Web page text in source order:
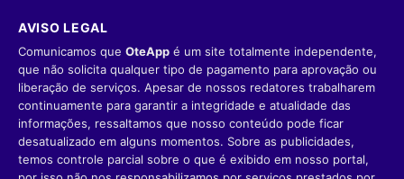
AVISO LEGAL
Comunicamos que OteApp é um site totalmente independente,
que não solicita qualquer tipo de pagamento para aprovação ou
liberação de serviços. Apesar de nossos redatores trabalharem
continuamente para garantir a integridade e atualidade das
informações, ressaltamos que nosso conteúdo pode ficar
desatualizado em alguns momentos. Sobre as publicidades,
temos controle parcial sobre o que é exibido em nosso portal,